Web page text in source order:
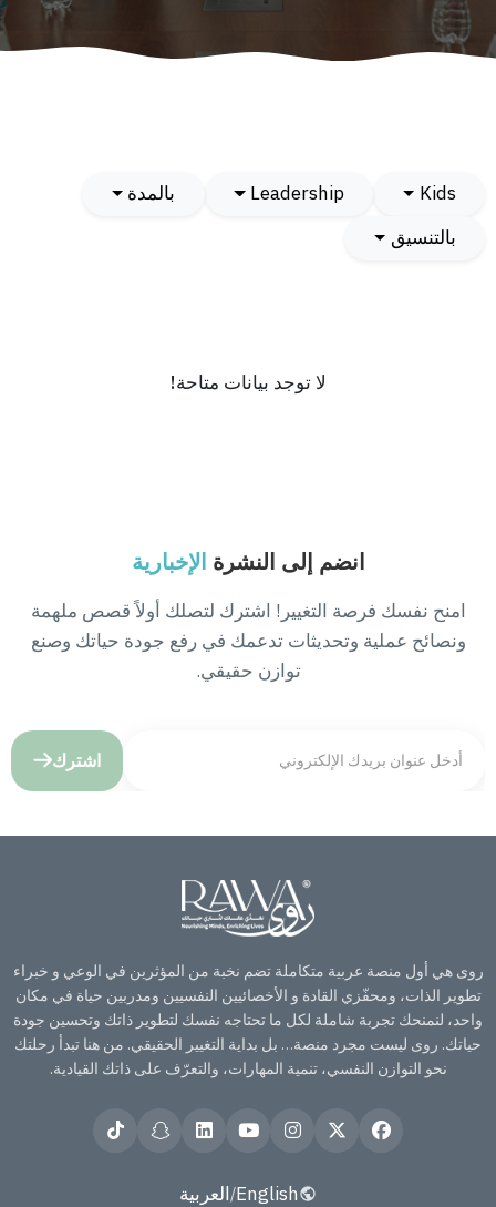
Kids
Leadership
بالمدة
بالتنسيق
لا توجد بيانات متاحة!
انضم إلى النشرة الإخبارية
امنح نفسك فرصة التغيير! اشترك لتصلك أولاً قصص ملهمة
ونصائح عملية وتحديثات تدعمك في رفع جودة حياتك وصنع
توازن حقيقي.
اشترك
روى هي أول منصة عربية متكاملة تضم نخبة من المؤثرين في الوعي و خبراء
تطوير الذات، ومحفّزي القادة و الأخصائيين النفسيين ومدربين حياة في مكان
واحد، لنمنحك تجربة شاملة لكل ما تحتاجه نفسك لتطوير ذاتك وتحسين جودة
حياتك. روى ليست مجرد منصة… بل بداية التغيير الحقيقي. من هنا تبدأ رحلتك
نحو التوازن النفسي، تنمية المهارات، والتعرّف على ذاتك القيادية.
English
/العربية